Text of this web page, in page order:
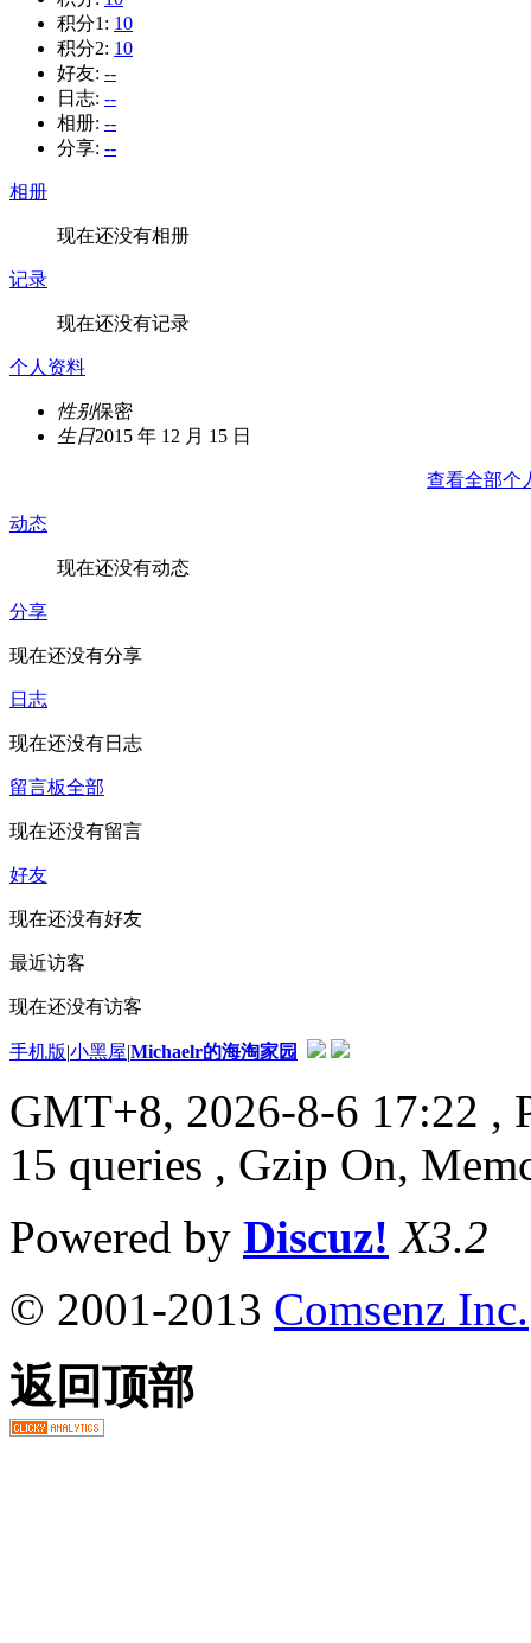
积分1: 10
积分2: 10
好友: --
日志: --
相册: --
分享: --
相册
现在还没有相册
记录
现在还没有记录
个人资料
性别保密
生日2015 年 12 月 15 日
查看全部个
动态
现在还没有动态
分享
现在还没有分享
日志
现在还没有日志
留言板全部
现在还没有留言
好友
现在还没有好友
最近访客
现在还没有访客
手机版|小黑屋|Michaelr的海淘家园
GMT+8, 2026-8-6 17:22 ,
15 queries , Gzip On,
Powered by Discuz! X3.2
© 2001-2013 Comsenz Inc.
返回顶部